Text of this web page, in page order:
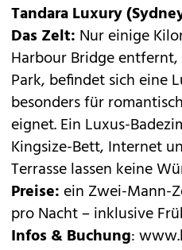
Tandara Luxury
Das Zelt: Nur einige
Harbour Bridge
Park, befindet sich eine
besonders für
eignet. Ein Luxus-
Kingsize-Bett, Internet
Terrasse lassen keine
Preise:ein Zwei-Mann-
pro Nacht – inklusive
Infos & Buchung: